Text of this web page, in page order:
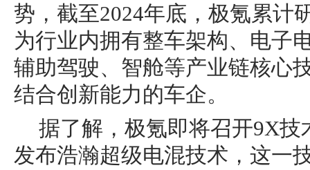
势，截至2024年底，极氪累计
为行业内拥有整车架构、电子
辅助驾驶、智舱等产业链核心
结合创新能力的车企。
据了解，极氪即将召开9X
发布浩瀚超级电混技术，这一